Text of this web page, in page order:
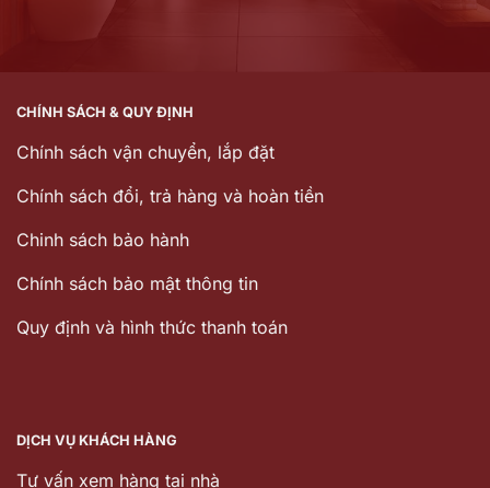
CHÍNH SÁCH & QUY ĐỊNH
Chính sách vận chuyển, lắp đặt
Chính sách đổi, trả hàng và hoàn tiền
Chinh sách bảo hành
Chính sách bảo mật thông tin
Quy định và hình thức thanh toán
DỊCH VỤ KHÁCH HÀNG
Tư vấn xem hàng tại nhà